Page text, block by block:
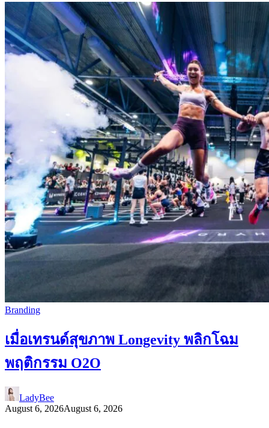
Branding
เมื่อเทรนด์สุขภาพ Longevity พลิกโฉม
พฤติกรรม O2O
LadyBee
August 6, 2026August 6, 2026